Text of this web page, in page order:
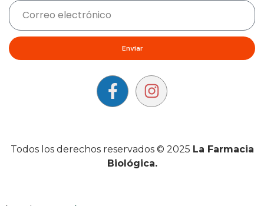
Enviar
Todos los derechos reservados © 2025 La Farmacia
Biológica.